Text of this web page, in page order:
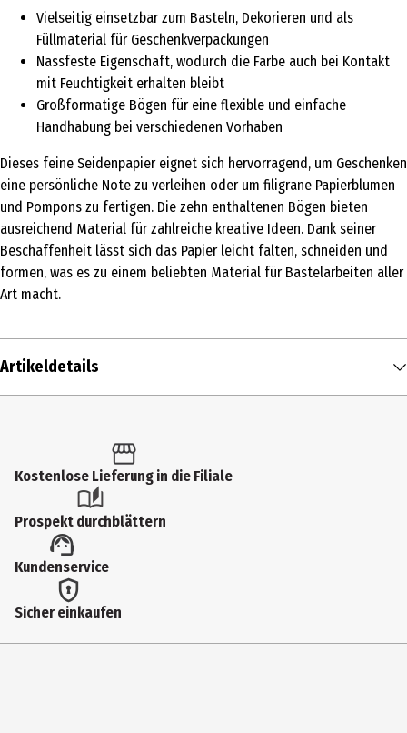
Vielseitig einsetzbar zum Basteln, Dekorieren und als
Füllmaterial für Geschenkverpackungen
Nassfeste Eigenschaft, wodurch die Farbe auch bei Kontakt
mit Feuchtigkeit erhalten bleibt
Großformatige Bögen für eine flexible und einfache
Handhabung bei verschiedenen Vorhaben
Dieses feine Seidenpapier eignet sich hervorragend, um Geschenken
eine persönliche Note zu verleihen oder um filigrane Papierblumen
und Pompons zu fertigen. Die zehn enthaltenen Bögen bieten
ausreichend Material für zahlreiche kreative Ideen. Dank seiner
Beschaffenheit lässt sich das Papier leicht falten, schneiden und
formen, was es zu einem beliebten Material für Bastelarbeiten aller
Art macht.
Artikeldetails
Produkttyp
Kostenlose Lieferung in die Filiale
Prospekt durchblättern
Kundenservice
Sicher einkaufen